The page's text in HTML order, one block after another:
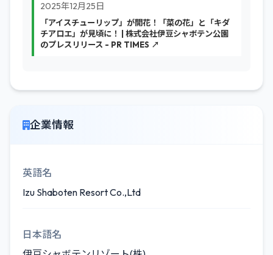
2025年12月25日
「アイスチューリップ」が開花！「菜の花」と「キダ
チアロエ」が見頃に！ | 株式会社伊豆シャボテン公園
のプレスリリース - PR TIMES ↗
企業情報
英語名
Izu Shaboten Resort Co.,Ltd
日本語名